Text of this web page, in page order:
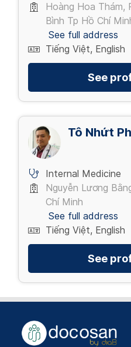
Hoàng Hoa Thám,
Bình Tp Hồ Chí
See full address
Tiếng Việt, English
See
Tô Nhứt
Internal Medicine
Nguyễn Lương
Chí Minh
See full address
Tiếng Việt, English
See